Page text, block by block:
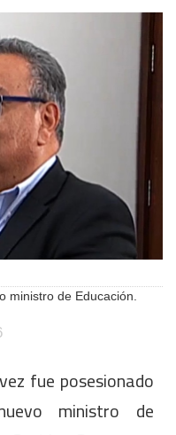
ministro de Educación.
fue posesionado
ministro de